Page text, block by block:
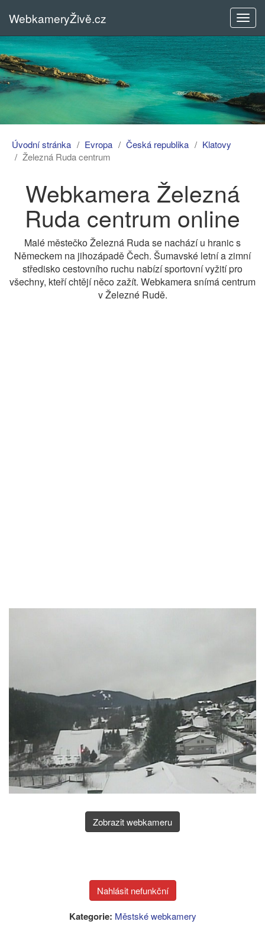
menu
WebkameryŽivě.cz
Úvodní stránka Evropa Česká republika
Klatovy
Železná Ruda centrum
Webkamera Železná
Ruda centrum online
Malé městečko Železná Ruda se nachází u hranic s
Německem na jihozápadě Čech. Šumavské letní a zimní
středisko cestovního ruchu nabízí sportovní vyžití pro
všechny, kteří chtějí něco zažít. Webkamera snímá centrum
v Železné Rudě.
Zobrazit webkameru
Kategorie: Městské webkamery